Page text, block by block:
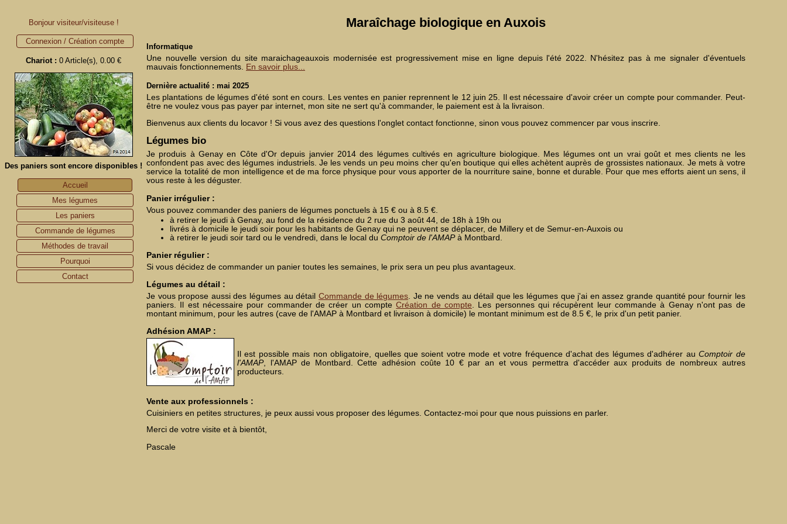
Bonjour visiteur/visiteuse !
Connexion / Création compte
Chariot : 0 Article(s), 0.00 €
Des paniers sont encore disponibles !
Accueil
Mes légumes
Les paniers
Commande de légumes
Méthodes de travail
Pourquoi
Contact
Maraîchage biologique en Auxois
Informatique
Une nouvelle version du site maraichageauxois modernisée est progressivement mise en ligne depuis l'été 2022. N'hésitez pas à me signaler d'éventuels
mauvais fonctionnements. En savoir plus...
Dernière actualité : mai 2025
Les plantations de légumes d'été sont en cours. Les ventes en panier reprennent le 12 juin 25. Il est nécessaire d'avoir créer un compte pour commander. Peut-
être ne voulez vous pas payer par internet, mon site ne sert qu'à commander, le paiement est à la livraison.
Bienvenus aux clients du locavor ! Si vous avez des questions l'onglet contact fonctionne, sinon vous pouvez commencer par vous inscrire.
Légumes bio
Je produis à Genay en Côte d'Or depuis janvier 2014 des légumes cultivés en agriculture biologique. Mes légumes ont un vrai goût et mes clients ne les
confondent pas avec des légumes industriels. Je les vends un peu moins cher qu'en boutique qui elles achètent auprès de grossistes nationaux. Je mets à votre
service la totalité de mon intelligence et de ma force physique pour vous apporter de la nourriture saine, bonne et durable. Pour que mes efforts aient un sens, il
vous reste à les déguster.
Panier irrégulier :
Vous pouvez commander des paniers de légumes ponctuels à 15 € ou à 8.5 €.
à retirer le jeudi à Genay, au fond de la résidence du 2 rue du 3 août 44, de 18h à 19h ou
livrés à domicile le jeudi soir pour les habitants de Genay qui ne peuvent se déplacer, de Millery et de Semur-en-Auxois ou
à retirer le jeudi soir tard ou le vendredi, dans le local du Comptoir de l'AMAPà Montbard.
Panier régulier :
Si vous décidez de commander un panier toutes les semaines, le prix sera un peu plus avantageux.
Légumes au détail :
Je vous propose aussi des légumes au détail Commande de légumes. Je ne vends au détail que les légumes que j'ai en assez grande quantité pour fournir les
paniers. Il est nécessaire pour commander de créer un compteCréation de compte. Les personnes qui récupèrent leur commande à Genay n'ont pas de
montant minimum, pour les autres (cave de l'AMAP à Montbard et livraison à domicile) le montant minimum est de 8.5 €, le prix d'un petit panier.
Adhésion AMAP :
Il est possible mais non obligatoire, quelles que soient votre mode et votre fréquence d'achat des légumes d'adhérer auComptoir de
l'AMAP, l'AMAP de Montbard. Cette adhésion coûte 10 € par an et vous permettra d'accéder aux produits de nombreux autres
producteurs.
Vente aux professionnels :
Cuisiniers en petites structures, je peux aussi vous proposer des légumes. Contactez-moi pour que nous puissions en parler.
Merci de votre visite et à bientôt,
Pascale